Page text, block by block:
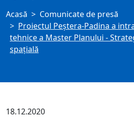
Acasă
Comunicate de presă
Proiectul Peștera-Padina a
tehnice a Master Planului -
spațială
18.12.2020